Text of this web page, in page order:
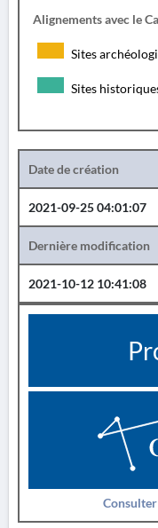
Alignements avec le
Sites
Sites
Date de création
2021-09-25 04:01:07
Dernière modification
2021-10-12 10:41:08